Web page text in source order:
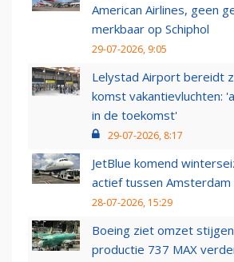
American Airlines, geen
merkbaar op Schiphol
29-07-2026, 9:05
Lelystad Airport bereidt
komst vakantievluchten:
in de toekomst'
29-07-2026, 8:17
JetBlue komend
actief tussen Amsterdam
28-07-2026, 15:29
Boeing ziet omzet
productie 737 MAX